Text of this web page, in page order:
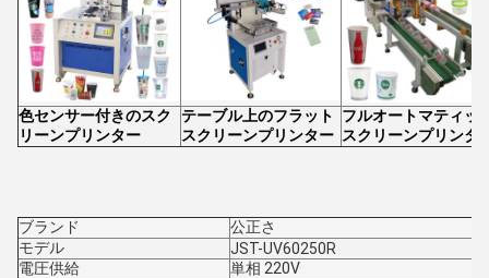
色センサー付きのスク
リーンプリンター
テーブル上のフラット
スクリーンプリンター
フルオートマティッ
スクリーンプリンタ
ブランド
公正さ
モデル
JST-UV60250R
電圧供給
単相 220V